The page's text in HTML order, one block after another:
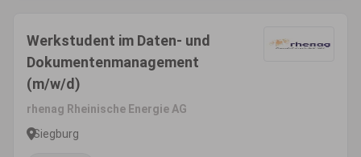
Werkstudent im Daten- und
Dokumentenmanagement
(m/w/d)
rhenag Rheinische Energie AG
Siegburg